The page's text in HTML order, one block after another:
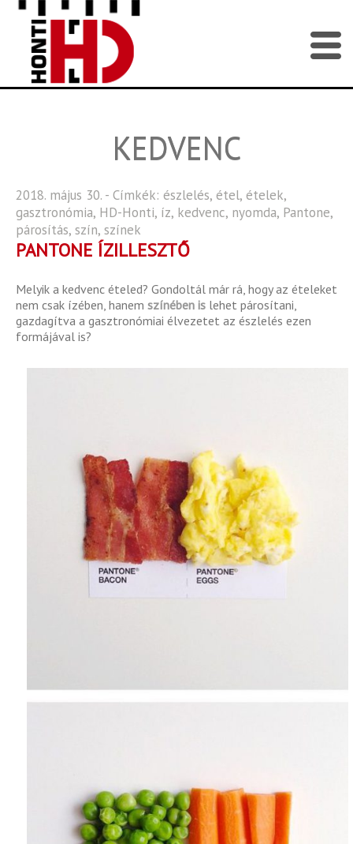
KEDVENC
2018. május 30. - Címkék: észlelés, étel, ételek,
gasztronómia, HD-Honti, íz, kedvenc, nyomda, Pantone,
párosítás, szín, színek
PANTONE ÍZILLESZTŐ
Melyik a kedvenc ételed? Gondoltál már rá, hogy az ételeket
nem csak ízében, hanem színében is lehet párosítani,
gazdagítva a gasztronómiai élvezetet az észlelés ezen
formájával is?